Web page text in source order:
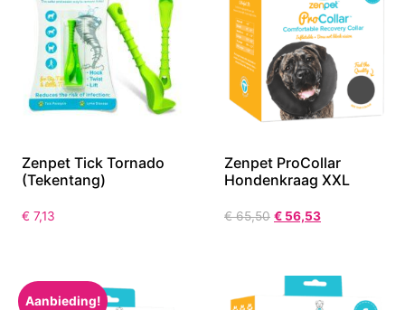
Zenpet Tick Tornado
(Tekentang)
€ 7,13
Zenpet ProCollar
Hondenkraag XXL
€65,50 € 56,53
Aanbieding!